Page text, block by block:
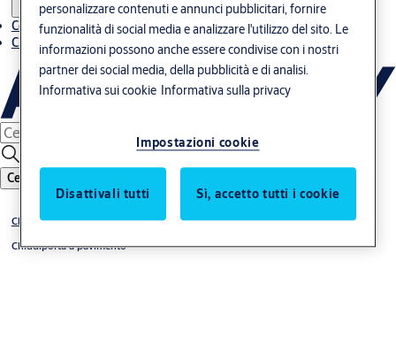
Contatti
Chi siamo
Cerca
Chiudiporta
Chiudiporta a pavimento
personalizzare contenuti e annunci pubblicitari, fornire
funzionalità di social media e analizzare l'utilizzo del sito. Le
informazioni possono anche essere condivise con i nostri
partner dei social media, della pubblicità e di analisi.
Informativa sui cookie Informativa sulla privacy
Impostazioni cookie
Disattivali tutti Sì, accetto tutti i cookie